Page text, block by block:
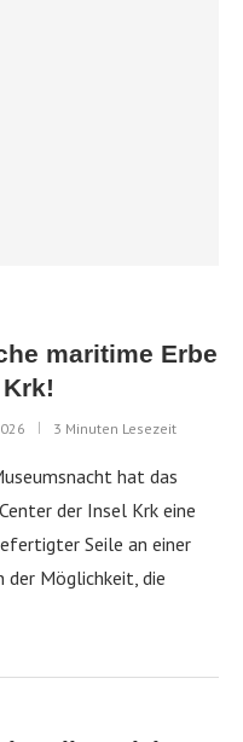
maritime Erbe
3 Minuten Lesezeit
hat das
der Insel Krk eine
Seile an einer
der Möglichkeit, die